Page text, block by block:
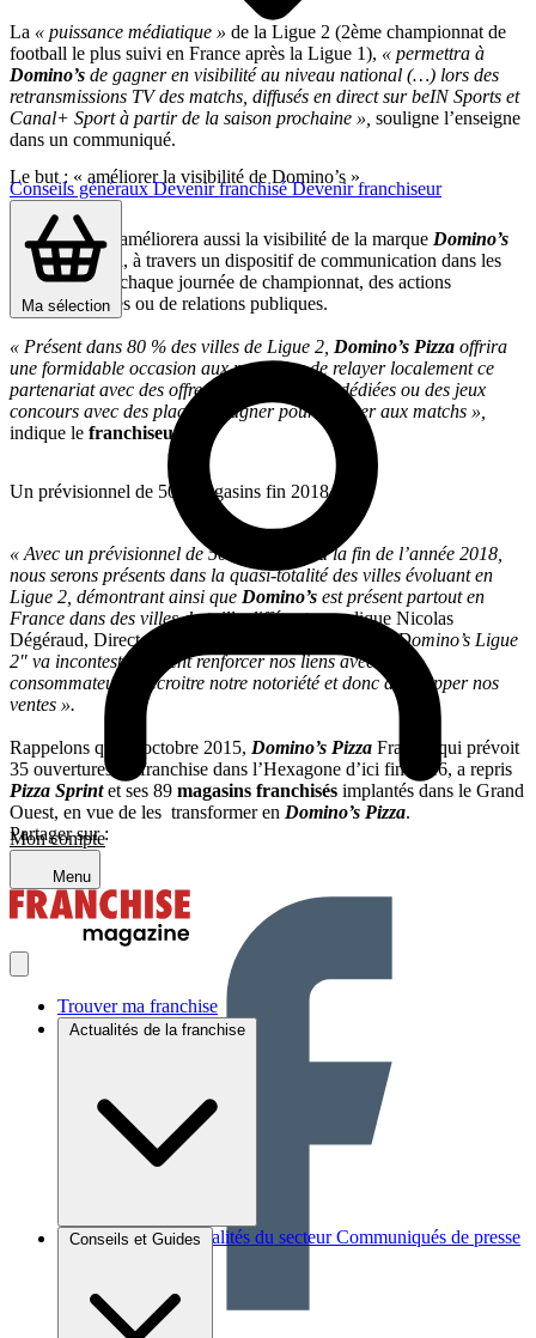
Conseils générauxDevenir franchiséDevenir franchiseur
Ma sélection
Mon compte
Menu
Trouver ma franchise
Actualités de la franchise
Brèves et actus Actualités du secteur Communiqués de presse
Conseils et Guides
La « puissance médiatique » de la Ligue 2 (2ème championnat de
football le plus suivi en France après la Ligue 1), « permettra à
Domino’s de gagner en visibilité au niveau national (…) lors des
retransmissions TV des matchs, diffusés en direct sur beIN Sports et
Canal+ Sport à partir de la saison prochaine », souligne l’enseigne
dans un communiqué.
Le but : « améliorer la visibilité de Domino’s »
Ce partenariat améliorera aussi la visibilité de la marque Domino’s
au niveau local, à travers un dispositif de communication dans les
stades, lors de chaque journée de championnat, des actions
promotionnelles ou de relations publiques.
« Présent dans 80 % des villes de Ligue 2, Domino’s Pizza offrira
une formidable occasion aux magasins de relayer localement ce
partenariat avec des offres promotionnelles dédiées ou des jeux
concours avec des places à gagner pour assister aux matchs »,
indique le franchiseur
Un prévisionnel de 500 magasins fin 2018
« Avec un prévisionnel de 500 magasins à la fin de l’année 2018,
nous serons présents dans la quasi-totalité des villes évoluant en
Ligue 2, démontrant ainsi que Domino’s est présent partout en
France dans des villes de taille différente,explique Nicolas
Dégéraud, Directeur marketing de l’enseigne.
La « Domino’s Ligue
2″ va incontestablement renforcer nos liens avec les
consommateurs, accroitre notre notoriété et donc développer nos
ventes ».
Rappelons qu’en octobre 2015, Domino’s Pizza France, qui prévoit
35 ouvertures en franchise dans l’Hexagone d’ici fin 2016, a repris
Pizza Sprintet ses 89 magasins franchisés implantés dans le Grand
Ouest, en vue de les transformer en Domino’s Pizza.
Partager sur :